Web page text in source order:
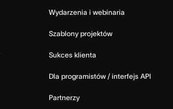
Wydarzenia i webinaria
Szablony projektów
Sukces klienta
Dla programistów / interfejs API
Partnerzy